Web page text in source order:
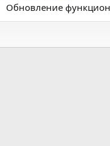
Обновление